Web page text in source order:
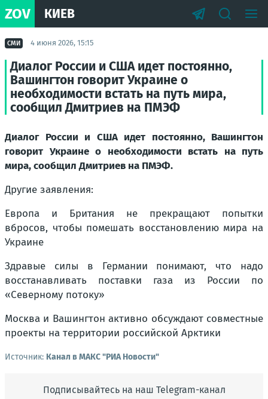
ZOV КИЕВ
СМИ 4 июня 2026, 15:15
Диалог России и США идет постоянно,
Вашингтон говорит Украине о
необходимости встать на путь мира,
сообщил Дмитриев на ПМЭФ
Диалог России и США идет постоянно, Вашингтон
говорит Украине о необходимости встать на путь
мира, сообщил Дмитриев на ПМЭФ.
Другие заявления:
Европа и Британия не прекращают попытки
вбросов, чтобы помешать восстановлению мира на
Украине
Здравые силы в Германии понимают, что надо
восстанавливать поставки газа из России по
«Северному потоку»
Москва и Вашингтон активно обсуждают совместные
проекты на территории российской Арктики
Источник: Канал в МАКС "РИА Новости"
Подписывайтесь на наш Telegram-канал